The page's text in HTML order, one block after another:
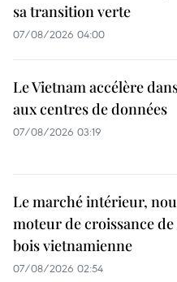
sa transition verte
07/08/2026 04:00
Le Vietnam accélère
aux centres de données
07/08/2026 03:19
Le marché intérieur,
moteur de croissance
bois vietnamienne
07/08/2026 02:54